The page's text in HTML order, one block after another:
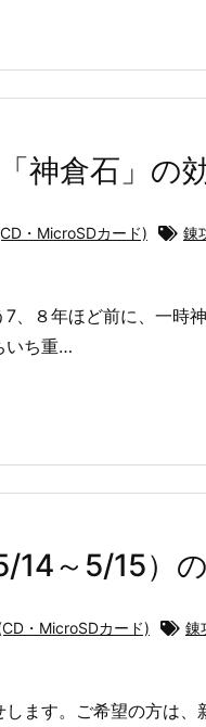
神倉石」の
・MicroSDカード) 錬
、８年ほど前に、一時
いち重…
～5/15）の
・MicroSDカード) 錬
ます。ご希望の方は